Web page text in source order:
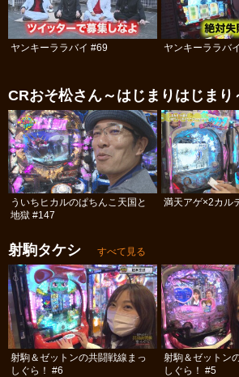
ヤンキーララバイ #69 ヤンキーララバ
CRおそ松さん～はじまりはじまり
ういちヒカルのぱちんこ天国と
地獄 #147
満天アゲ×2カル
射駒タケシ すべて見る
射駒＆ゼットンの共闘戦線まっ
しぐら！ #6
射駒＆ゼットン
しぐら！ #5